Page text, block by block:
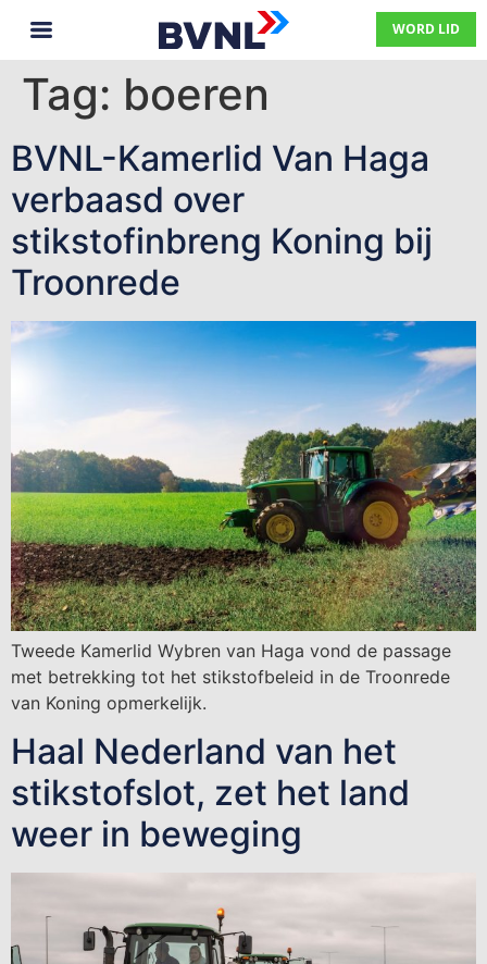
WORD LID
Tag: boeren
BVNL-Kamerlid Van Haga
verbaasd over
stikstofinbreng Koning bij
Troonrede
Tweede Kamerlid Wybren van Haga vond de passage
met betrekking tot het stikstofbeleid in de Troonrede
van Koning opmerkelijk.
Haal Nederland van het
stikstofslot, zet het land
weer in beweging